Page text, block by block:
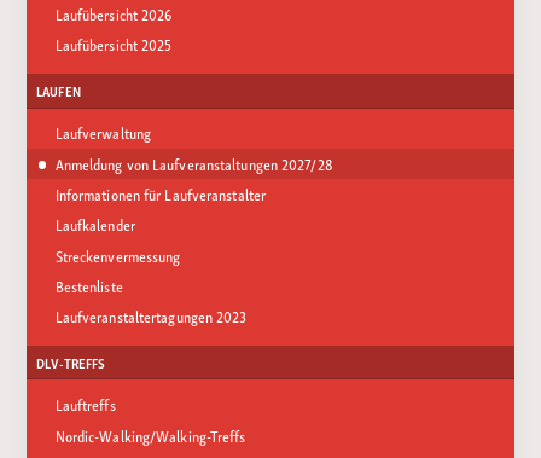
Laufübersicht 2026
Laufübersicht 2025
LAUFEN
Laufverwaltung
Anmeldung von Laufveranstaltungen 2027/28
Informationen für Laufveranstalter
Laufkalender
Streckenvermessung
Bestenliste
Laufveranstaltertagungen 2023
DLV-TREFFS
Lauftreffs
Nordic-Walking/Walking-Treffs